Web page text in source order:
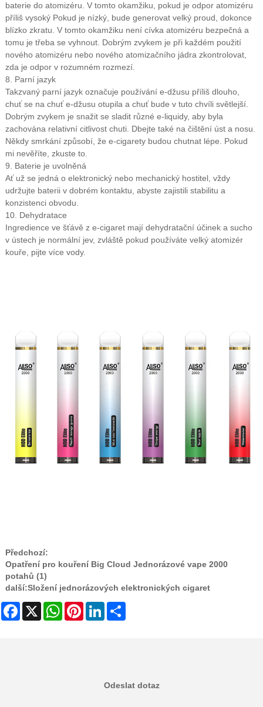
baterie do atomizéru. V tomto okamžiku, pokud je odpor atomizéru
příliš vysoký Pokud je nízký, bude generovat velký proud, dokonce
blízko zkratu. V tomto okamžiku není cívka atomizéru bezpečná a
tomu je třeba se vyhnout. Dobrým zvykem je při každém použití
nového atomizéru nebo nového atomizačního jádra zkontrolovat,
zda je odpor v rozumném rozmezí.
8. Parní jazyk
Takzvaný parní jazyk označuje používání e-džusu příliš dlouho,
chuť se na chuť e-džusu otupila a chuť bude v tuto chvíli světlejší.
Dobrým zvykem je snažit se sladit různé e-liquidy, aby byla
zachována relativní citlivost chuti. Dbejte také na čištění úst a nosu.
Někdy smrkání způsobí, že e-cigarety budou chutnat lépe. Pokud
mi nevěříte, zkuste to.
9. Baterie je uvolněná
Ať už se jedná o elektronický nebo mechanický hostitel, vždy
udržujte baterii v dobrém kontaktu, abyste zajistili stabilitu a
konzistenci obvodu.
10. Dehydratace
Ingredience ve šťávě z e-cigaret mají dehydratační účinek a sucho
v ústech je normální jev, zvláště pokud používáte velký atomizér
kouře, pijte více vody.
Předchozí:
Opatření pro kouření Big Cloud Jednorázové vape 2000
potahů (1)
další:Složení jednorázových elektronických cigaret
Facebook
X WhatsAppPinterestLinkedIn
Odeslat dotaz